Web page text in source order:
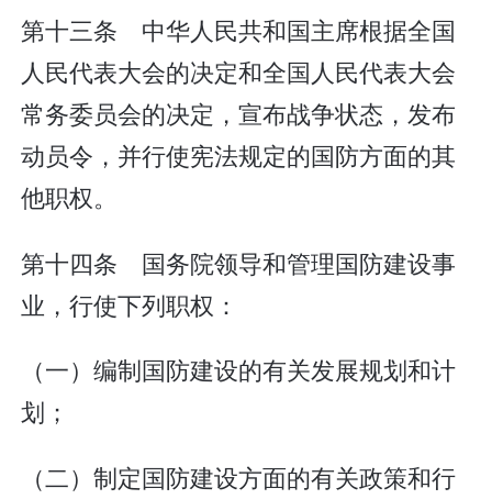
第十三条 中华人民共和国主席根据全国
人民代表大会的决定和全国人民代表大会
常务委员会的决定，宣布战争状态，发布
动员令，并行使宪法规定的国防方面的其
他职权。
第十四条 国务院领导和管理国防建设事
业，行使下列职权：
（一）编制国防建设的有关发展规划和计
划；
（二）制定国防建设方面的有关政策和行